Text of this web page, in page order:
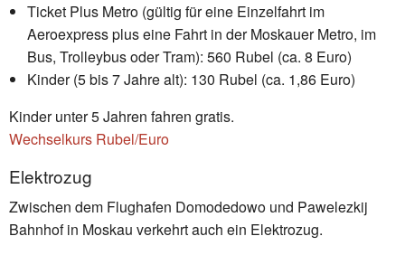
Ticket Plus Metro (gültig für eine Einzelfahrt im
Aeroexpress plus eine Fahrt in der Moskauer Metro, im
Bus, Trolleybus oder Tram): 560 Rubel (ca. 8 Euro)
Kinder (5 bis 7 Jahre alt): 130 Rubel (ca. 1,86 Euro)
Kinder unter 5 Jahren fahren gratis.
Wechselkurs Rubel/Euro
Elektrozug
Zwischen dem Flughafen Domodedowo und Pawelezkij
Bahnhof in Moskau verkehrt auch ein Elektrozug.